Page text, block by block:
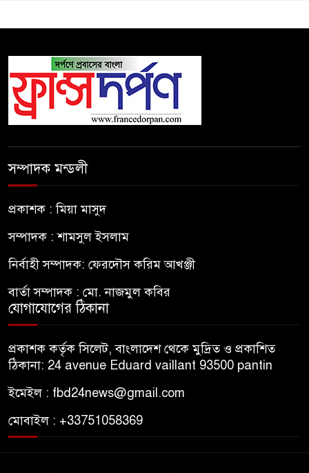
সম্পাদক মন্ডলী
প্রকাশক : মিয়া মাসুদ
সম্পাদক : শামসুল ইসলাম
নির্বাহী সম্পাদক: ফেরদৌস করিম আখঞ্জী
বার্তা সম্পাদক : মো. নাজমুল কবির
যোগাযোগের ঠিকানা
প্রকাশক কর্তৃক সিলেট, বাংলাদেশ থেকে মুদ্রিত ও প্রকাশিত
ঠিকানা: 24 avenue Eduard vaillant 93500 pantin
ইমেইল : fbd24news@gmail.com
মোবাইল : +33751058369